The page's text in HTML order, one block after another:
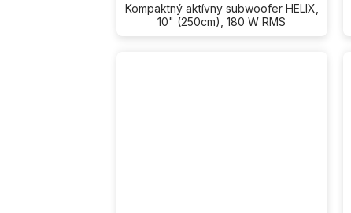
Kompaktný aktívny subwoofer HELIX,
10" (250cm), 180 W RMS